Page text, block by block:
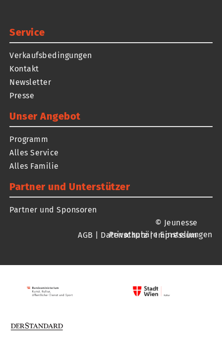
Service
Verkaufsbedingungen
Kontakt
Newsletter
Presse
Unser Angebot
Programm
Alles Service
Alles Familie
Partner und Unterstützer
Partner und Sponsoren
© Jeunesse
AGB
Datenschutz|Impressum
Privatsphäre Einstellungen